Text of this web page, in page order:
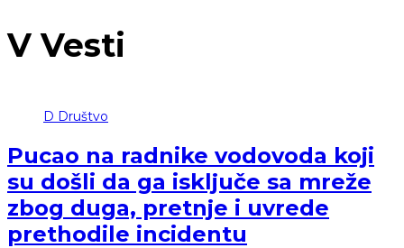
V Vesti
D Društvo
Pucao na radnike vodovoda koji
su došli da ga isključe sa mreže
zbog duga, pretnje i uvrede
prethodile incidentu